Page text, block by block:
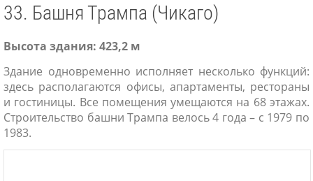
33. Башня Трампа (Чикаго)
Высота здания: 423,2 м
Здание одновременно исполняет несколько функций:
здесь располагаются офисы, апартаменты, рестораны
и гостиницы. Все помещения умещаются на 68 этажах.
Строительство башни Трампа велось 4 года – с 1979 по
1983.